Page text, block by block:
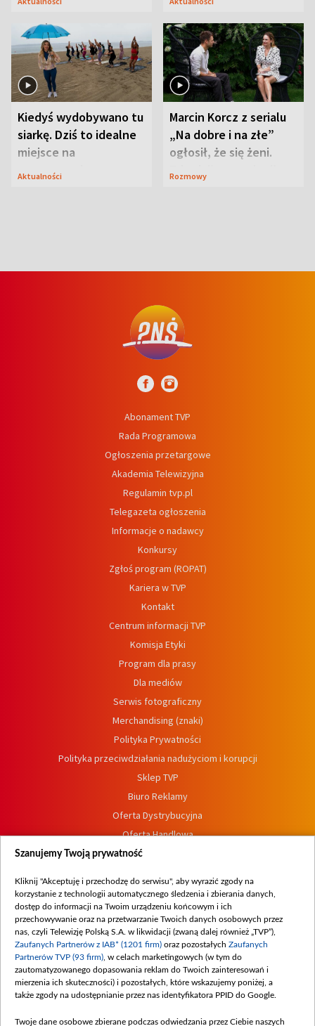
Kiedyś wydobywano tu
siarkę. Dziś to idealne
miejsce na
wypoczynek
Aktualności
Marcin Korcz z serialu
„Na dobre i na złe”
ogłosił, że się żeni.
Zdradził, co zmienił
Rozmowy
Abonament TVP
Rada Programowa
Ogłoszenia przetargowe
Akademia Telewizyjna
Regulamin tvp.pl
Telegazeta ogłoszenia
Informacje o nadawcy
Konkursy
Zgłoś program (ROPAT)
Kariera w TVP
Kontakt
Centrum informacji TVP
Komisja Etyki
Program dla prasy
Dla mediów
Serwis fotograficzny
Merchandising (znaki)
Polityka Prywatności
Polityka przeciwdziałania nadużyciom i korupcji
Sklep TVP
Biuro Reklamy
Oferta Dystrybucyjna
Oferta Handlowa
Dostępność
Procedura zgłoszeń wewnętrznych
Szanujemy Twoją prywatność
Kliknij "Akceptuję i przechodzę do serwisu", aby wyrazić zgody na
korzystanie z technologii automatycznego śledzenia i zbierania danych,
dostęp do informacji na Twoim urządzeniu końcowym i ich
przechowywanie oraz na przetwarzanie Twoich danych osobowych przez
nas, czyli Telewizję Polską S.A. w likwidacji (zwaną dalej również „TVP”),
Zaufanych Partnerów z IAB* (1201 firm) oraz pozostałych Zaufanych
Partnerów TVP (93 firm) , w celach marketingowych (w tym do
zautomatyzowanego dopasowania reklam do Twoich zainteresowań i
mierzenia ich skuteczności) i pozostałych, które wskazujemy poniżej, a
także zgody na udostępnianie przez nas identyfikatora PPID do Google.
Twoje dane osobowe zbierane podczas odwiedzania przez Ciebie naszych